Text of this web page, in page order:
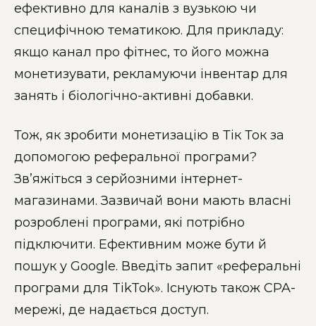
ефективно для каналів з вузькою чи
специфічною тематикою. Для прикладу:
якщо канал про фітнес, то його можна
монетизувати, рекламуючи інвентар для
занять і біологічно-активні добавки.
Тож, як зробити монетизацію в Тік Ток за
допомогою реферальної програми?
Зв’яжіться з серйозними інтернет-
магазинами. Зазвичай вони мають власні
розроблені програми, які потрібно
підключити. Ефективним може бути й
пошук у Google. Введіть запит «реферальні
програми для TikTok». Існують також CPA-
мережі, де надається доступ.